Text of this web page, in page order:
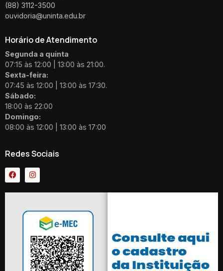
(88) 3112-3500
ouvidoria@uninta.edu.br
Horário de Atendimento
Segunda a quinta
07:15 às 12:00 | 13:00 às 21:00.
Sexta-feira:
07:45 às 12:00 | 13:00 às 17:30.
Sábado:
18:00 às 22:00
Domingo:
08:00 às 12:00 | 13:00 às 17:00
Redes Sociais